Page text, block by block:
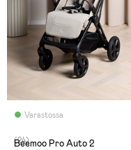
Varastossa
(24)
Beemoo Pro Auto 2